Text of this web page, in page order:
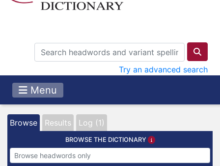
Try an advanced search
Menu
Browse Results Log (1)
BROWSE THE DICTIONARY